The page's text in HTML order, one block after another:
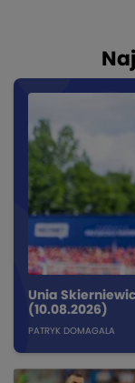
Unia
(10.08.2026)
PATRYK DOMAGALA